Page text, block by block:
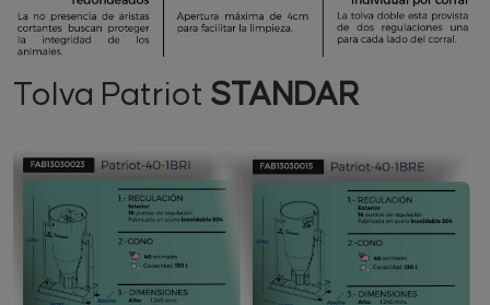
Tolva Patriot STANDAR